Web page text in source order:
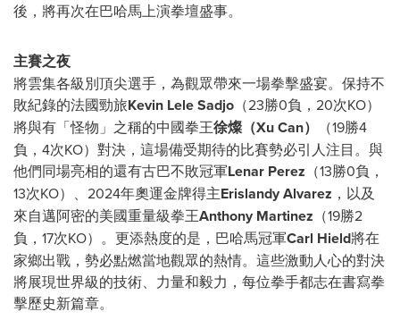
後，將再次在巴哈馬上演拳壇盛事。
主賽之夜
將雲集各級別頂尖選手，為觀眾帶來一場拳擊盛宴。保持不
敗紀錄的法國勁旅Kevin Lele Sadjo （23勝0負，20次KO）
將與有「怪物」之稱的中國拳王徐燦（Xu Can）
（19勝4
負，4次KO）對決，這場備受期待的比賽勢必引人注目。與
他們同場亮相的還有古巴不敗冠軍Lenar Perez （13勝0負，
13次KO）、2024年奧運金牌得主Erislandy Alvarez ，以及
來自邁阿密的美國重量級拳王Anthony Martinez （19勝2
負，17次KO）。更添熱度的是，巴哈馬冠軍Carl Hield將在
家鄉出戰，勢必點燃當地觀眾的熱情。這些激動人心的對決
將展現世界級的技術、力量和毅力，每位拳手都志在書寫拳
擊歷史新篇章。